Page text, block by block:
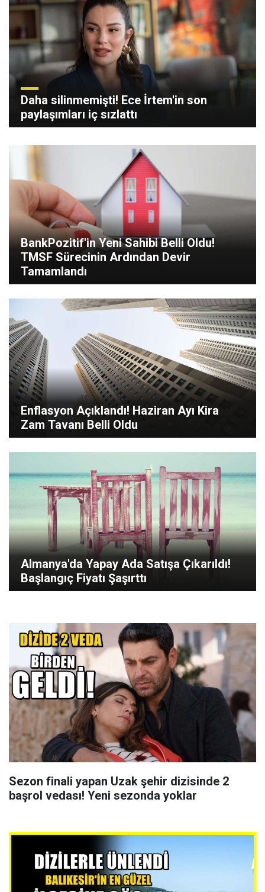
Daha silinmemişti! Ece İrtem'in son
paylaşımları iç sızlattı
BankPozitif'in Yeni Sahibi Belli Oldu!
TMSF Sürecinin Ardından Devir
Tamamlandı
Enflasyon Açıklandı! Haziran Ayı Kira
Zam Tavanı Belli Oldu
Almanya'da Yapay Ada Satışa Çıkarıldı!
Başlangıç Fiyatı Şaşırttı
Sezon finali yapan Uzak şehir dizisinde 2
başrol vedası! Yeni sezonda yoklar